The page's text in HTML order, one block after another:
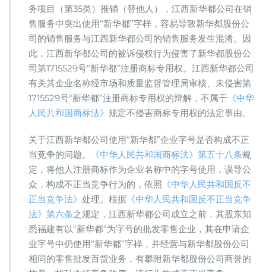
务项目（第35类）推销（替他人），江西新华都公司在销
售服务中突出使用“新华都”字样，容易导致新华都股份公
司的销售服务与江西新华都公司的销售服务发生混淆。因
此，江西新华都公司的被诉侵权行为侵害了新华都股份公
司第1715529号“新华都”注册商标专用权。江西新华都公司
有关其企业名称经市场和质量监督管理局审核、未侵害第
1715529号“新华都”注册商标专用权的辩解，不属于 《中华
人民共和国商标法》 规定不侵害商标专用权的法定事由。
关于江西新华都公司使用“新华都”企业字号是否构成不正
当竞争的问题。
《中华人民共和国商标法》第五十八条规
定，将他人注册商标作为企业名称中的字号使用，误导公
众，构成不正当竞争行为的，依照 《中华人民共和国反不
正当竞争法》 处理。根据 《中华人民共和国反不正当竞争
法》第六条之规定，江西新华都公司成立之前，其股东知
悉福建有以“新华都”为字号的批发零售企业，其在申请企
业字号中仍使用“新华都”字样，并经营与新华都股份公司
相同的零售批发百货业务，有攀附新华都股份公司商誉的